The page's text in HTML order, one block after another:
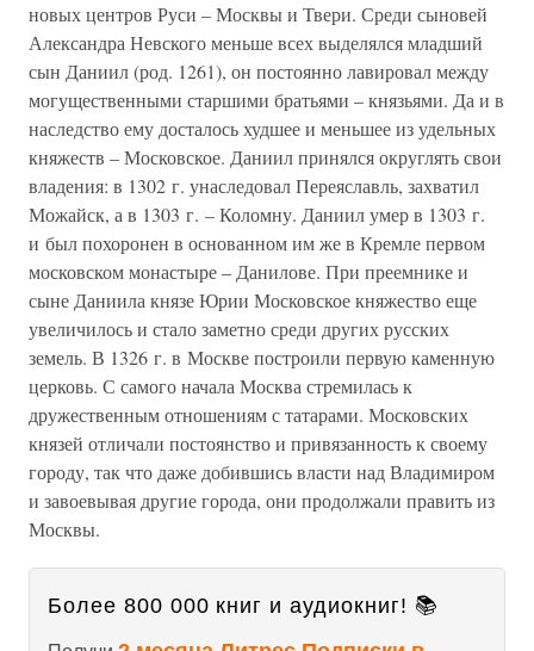
новых центров Руси – Москвы и Твери. Среди сыновей
Александра Невского меньше всех выделялся младший
сын Даниил (род. 1261), он постоянно лавировал между
могущественными старшими братьями – князьями. Да и в
наследство ему досталось худшее и меньшее из удельных
княжеств – Московское. Даниил принялся округлять свои
владения: в 1302 г. унаследовал Переяславль, захватил
Можайск, а в 1303 г. – Коломну. Даниил умер в 1303 г.
и был похоронен в основанном им же в Кремле первом
московском монастыре – Данилове. При преемнике и
сыне Даниила князе Юрии Московское княжество еще
увеличилось и стало заметно среди других русских
земель. В 1326 г. в Москве построили первую каменную
церковь. С самого начала Москва стремилась к
дружественным отношениям с татарами. Московских
князей отличали постоянство и привязанность к своему
городу, так что даже добившись власти над Владимиром
и завоевывая другие города, они продолжали править из
Москвы.
Более 800 000 книг и аудиокниг! 📚